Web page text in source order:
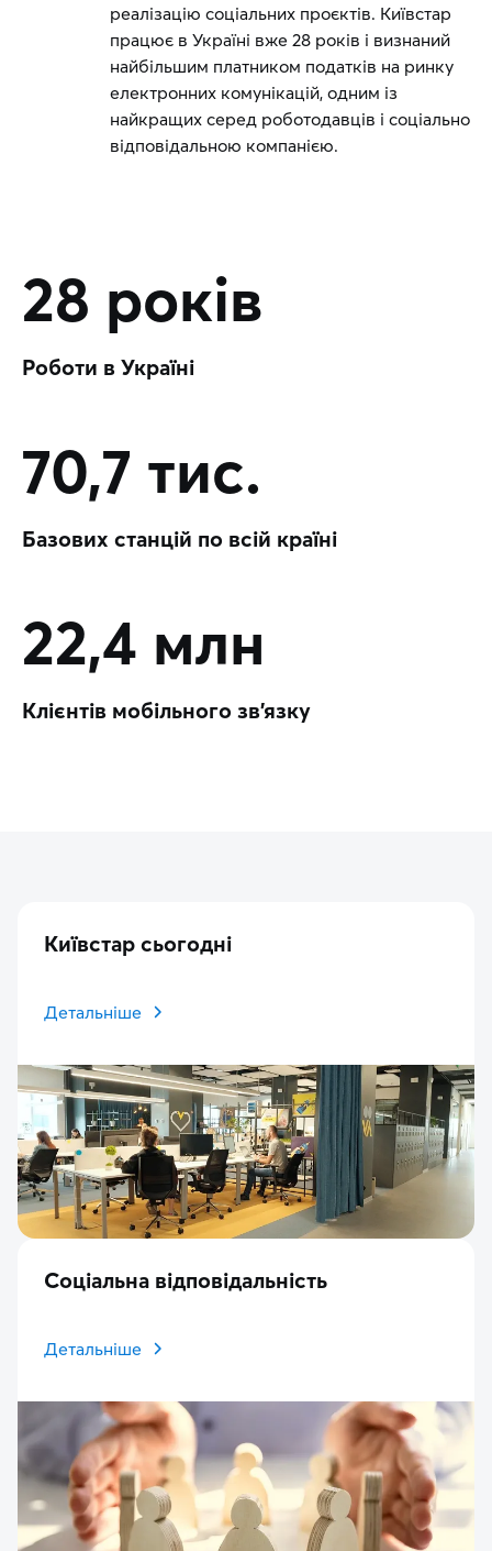
реалізацію соціальних проєктів. Київстар
працює в Україні вже 28 років і визнаний
найбільшим платником податків на ринку
електронних комунікацій, одним із
найкращих серед роботодавців і соціально
відповідальною компанією.
28 років
Роботи в Україні
70,7 тис.
Базових станцій по всій країні
22,4 млн
Клієнтів мобільного зв’язку
Київстар сьогодні
Детальніше
Соціальна відповідальність
Детальніше